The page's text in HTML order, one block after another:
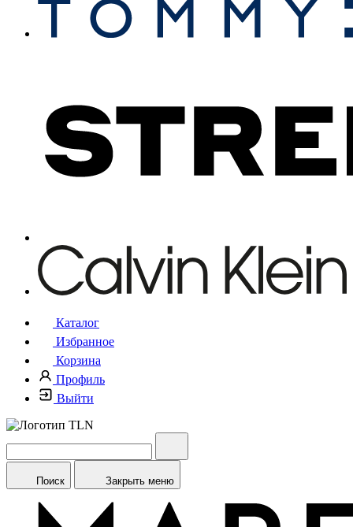
Каталог
Избранное
Корзина
Профиль
Выйти
Поиск Закрыть меню